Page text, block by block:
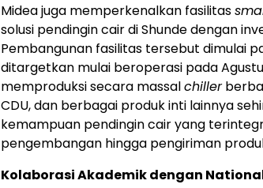
Midea juga memperkenalkan fasilitas
solusi pendingin cair di Shunde dengan
Pembangunan fasilitas tersebut dimulai
ditargetkan mulai beroperasi pada
memproduksi secara massalchiller
CDU, dan berbagai produk inti lainnya
kemampuan pendingin cair yang
pengembangan hingga pengiriman
Kolaborasi Akademik dengan